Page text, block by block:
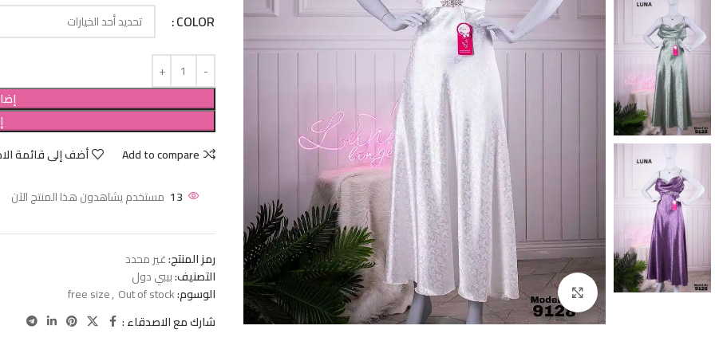
Click to enlarge
COLOR
Add to compare
أضف إلى قائمة
13 مستخدم يشاهدون هذا المنتج الآن
رمز المنتج:غير محدد
التصنيف:بيبي دول
الوسوم:
free size, Out of stock
شارك مع الاصدقاء :